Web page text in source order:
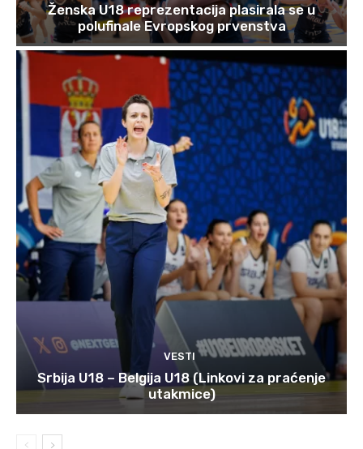
Ženska U18 reprezentacija plasirala se u
polufinale Evropskog prvenstva
VESTI
Srbija U18 – Belgija U18 (Linkovi za praćenje
utakmice)